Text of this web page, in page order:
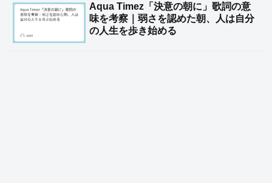
Aqua Timez「決意の朝に」歌詞の意
味を考察｜弱さを認めた朝、人は自分
の人生を歩き始める